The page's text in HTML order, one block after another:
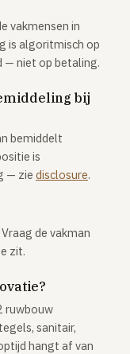
vakmensen in
is algoritmisch op
— niet op betaling.
bij
bemiddelt
is
— zie disclosure.
de vakman
zit.
ruwbouw
sanitair,
hangt af van